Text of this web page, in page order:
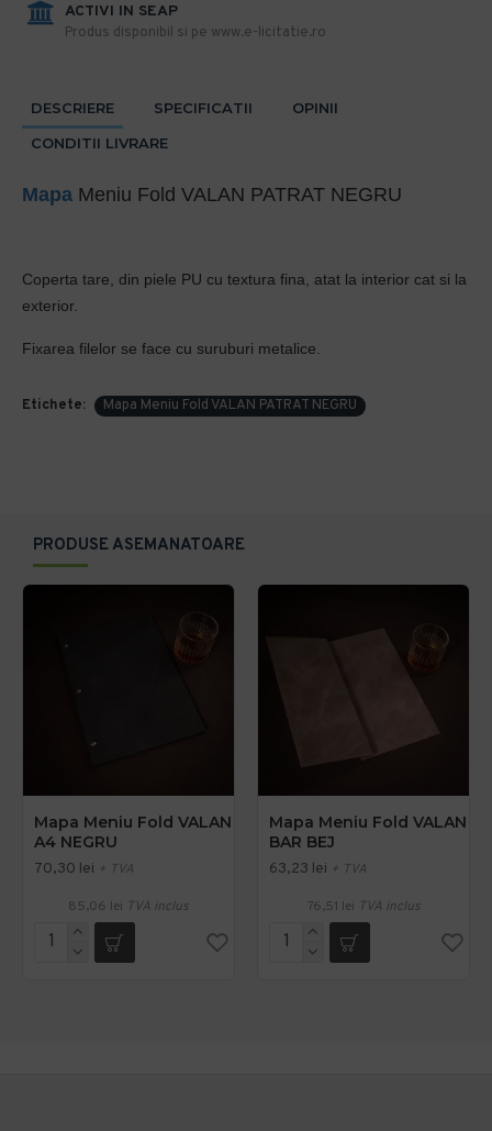
ACTIVI IN SEAP
Produs disponibil si pe www.e-licitatie.ro
DESCRIERE SPECIFICATII
OPINII
CONDITII LIVRARE
Mapa Meniu Fold VALAN PATRAT NEGRU
Coperta tare, din piele PU cu textura fina, atat la interior cat si la
exterior.
Fixarea filelor se face cu suruburi metalice.
Etichete: Mapa Meniu Fold VALAN PATRAT NEGRU
PRODUSE ASEMANATOARE
Mapa Meniu Fold VALAN
A4 NEGRU
70,30 lei + TVA
85,06 lei TVA inclus
Mapa Meniu Fold VALAN
BAR BEJ
63,23 lei + TVA
76,51 lei TVA inclus